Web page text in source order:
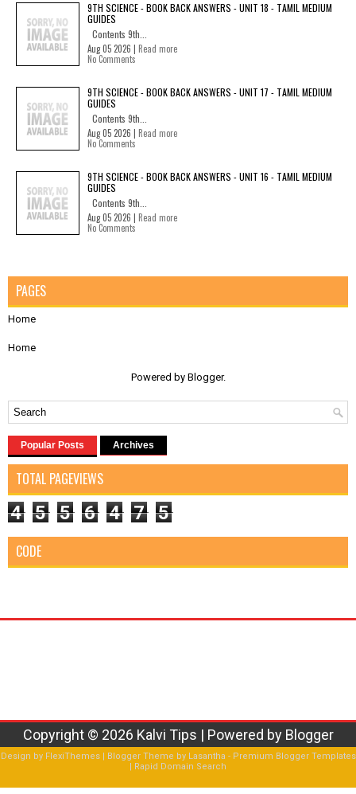
9TH SCIENCE - BOOK BACK ANSWERS - UNIT 18 - TAMIL MEDIUM
GUIDES
Contents 9th...
Aug 05 2026 | Read more
No Comments
9TH SCIENCE - BOOK BACK ANSWERS - UNIT 17 - TAMIL MEDIUM
GUIDES
Contents 9th...
Aug 05 2026 | Read more
No Comments
9TH SCIENCE - BOOK BACK ANSWERS - UNIT 16 - TAMIL MEDIUM
GUIDES
Contents 9th...
Aug 05 2026 | Read more
No Comments
PAGES
Home
Home
Powered by Blogger.
Popular Posts Archives
TOTAL PAGEVIEWS
4 5 5 6 4 7 5
CODE
Copyright © 2026 Kalvi Tips | Powered by Blogger
Design by FlexiThemes| Blogger Theme by Lasantha - Premium Blogger Templates
| Rapid Domain Search